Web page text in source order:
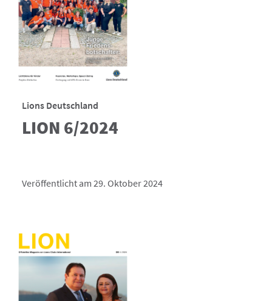
Lions Deutschland
LION 6/2024
Veröffentlicht am 29. Oktober 2024